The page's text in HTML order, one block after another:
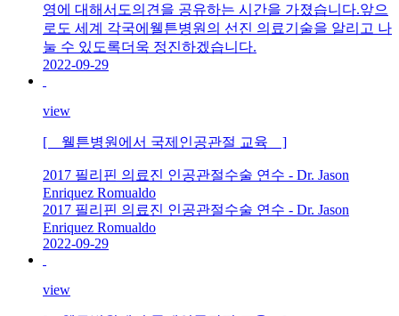
영에 대해서도의견을 공유하는 시간을 가졌습니다.앞으
로도 세계 각국에웰튼병원의 선진 의료기술을 알리고 나
눌 수 있도록더욱 정진하겠습니다.
2022-09-29
view
[ 웰튼병원에서 국제인공관절 교육 ]
2017 필리핀 의료진 인공관절수술 연수 - Dr. Jason
Enriquez Romualdo
2017 필리핀 의료진 인공관절수술 연수 - Dr. Jason
Enriquez Romualdo
2022-09-29
view